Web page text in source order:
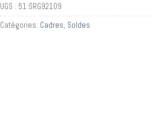
UGS : 51:SRG92109
Catégories: Cadres, Soldes